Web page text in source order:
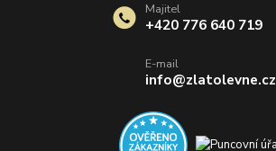
Majitel
+420 776 640 719
E-mail
info@zlatolevne.cz